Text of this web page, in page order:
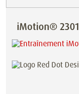
iMotion® 2301